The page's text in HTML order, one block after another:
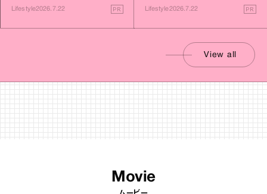
す旅
Lifestyle2026.7.22 PR Lifestyle2026.7.22 PR
View all
Movie